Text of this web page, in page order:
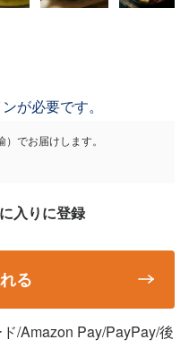
が必要です。
でお届けします。
入りに登録
る
/Amazon Pay/PayPay/後